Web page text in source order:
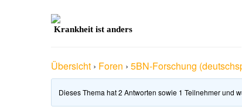
Krankheit ist anders
Übersicht › Foren › 5BN-Forschung
Dieses Thema hat 2 Antworten sowie 1 Teilnehmer und